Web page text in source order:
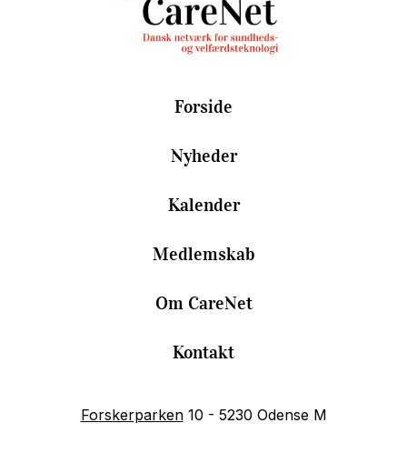
Forside
Nyheder
Kalender
Medlemskab
Om CareNet
Kontakt
Forskerparken10 - 5230 Odense M